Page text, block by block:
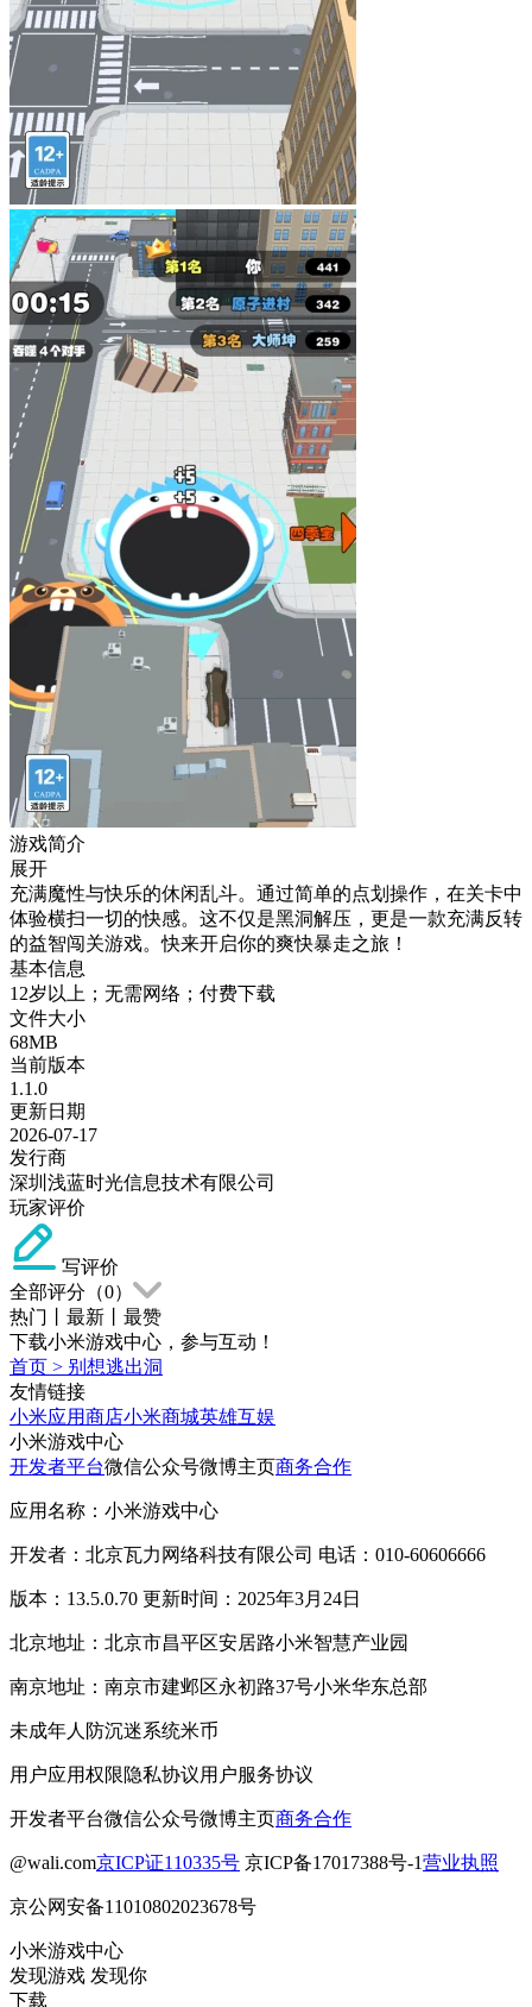
游戏简介
展开
充满魔性与快乐的休闲乱斗。通过简单的点划操作，在关卡中
体验横扫一切的快感。这不仅是黑洞解压，更是一款充满反转
的益智闯关游戏。快来开启你的爽快暴走之旅！
基本信息
12岁以上；无需网络；付费下载
文件大小
68MB
当前版本
1.1.0
更新日期
2026-07-17
发行商
深圳浅蓝时光信息技术有限公司
玩家评价
写评价
全部评分（0）
热门
最新
最赞
下载小米游戏中心，参与互动！
首页 > 别想逃出洞
友情链接
小米应用商店小米商城英雄互娱
小米游戏中心
开发者平台微信公众号微博主页商务合作
应用名称：小米游戏中心
开发者：北京瓦力网络科技有限公司 电话：010-60606666
版本：13.5.0.70 更新时间：2025年3月24日
北京地址：北京市昌平区安居路小米智慧产业园
南京地址：南京市建邺区永初路37号小米华东总部
未成年人防沉迷系统米币
用户应用权限隐私协议用户服务协议
开发者平台微信公众号微博主页商务合作
@wali.com京ICP证110335号 京ICP备17017388号-1营业执照
京公网安备11010802023678号
小米游戏中心
发现游戏 发现你
下载